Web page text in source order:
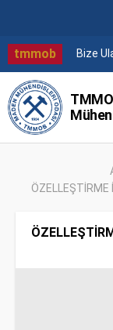
tmmob Bize
ÖZELLEŞTİRME